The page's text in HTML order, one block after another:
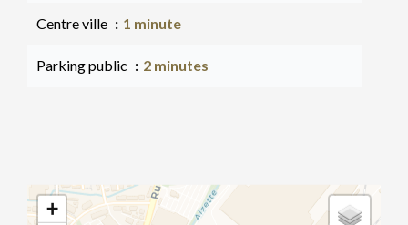
Centre ville 1 minute
Parking public 2 minutes
+